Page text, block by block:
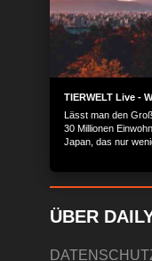
TIERWELT Live -
Lässt man den
30 Millionen
Japan, das nur
atemberaubenden
ÜBER